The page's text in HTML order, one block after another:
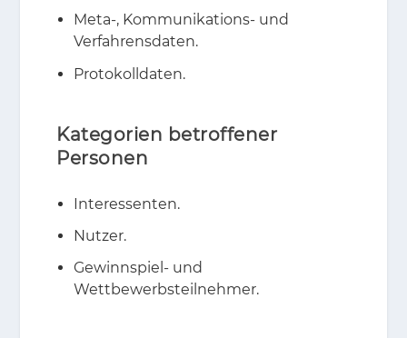
Meta-, Kommunikations- und
Verfahrensdaten.
Protokolldaten.
Kategorien betroffener
Personen
Interessenten.
Nutzer.
Gewinnspiel- und
Wettbewerbsteilnehmer.